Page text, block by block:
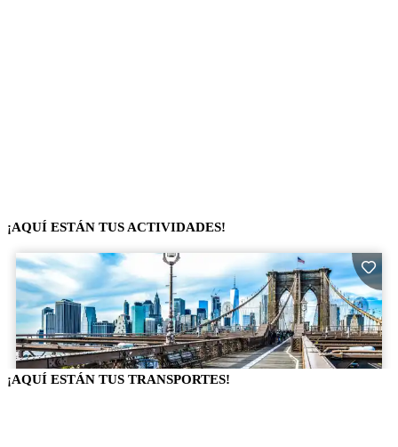
¡AQUÍ ESTÁN TUS ACTIVIDADES!
¡AQUÍ ESTÁN TUS TRANSPORTES!